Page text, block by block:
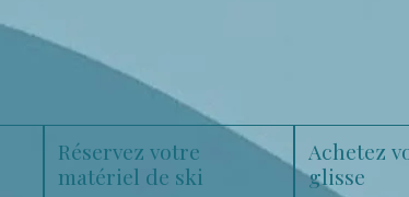
Réservez votre
matériel de ski
Achetez
glisse